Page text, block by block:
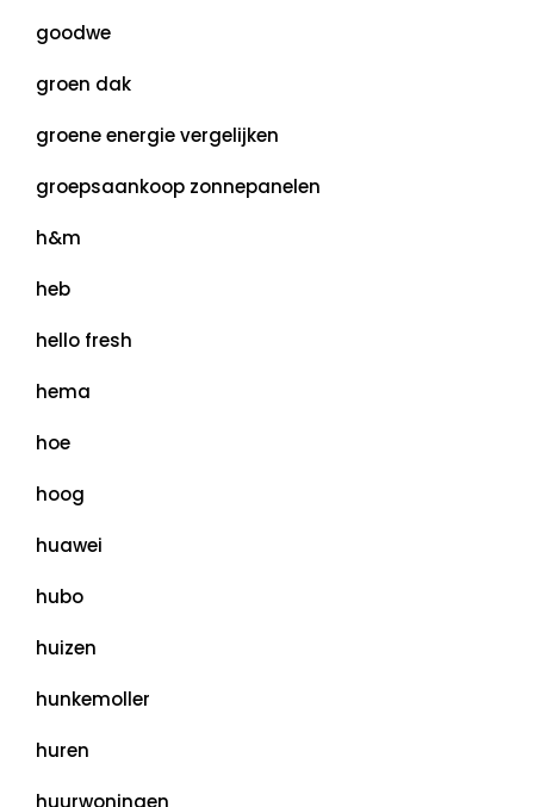
goodwe
groen dak
groene energie vergelijken
groepsaankoop zonnepanelen
h&m
heb
hello fresh
hema
hoe
hoog
huawei
hubo
huizen
hunkemoller
huren
huurwoningen